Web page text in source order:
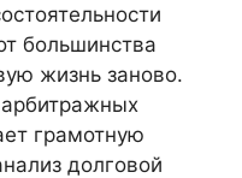
большинства
жизнь заново.
грамотную
долговой